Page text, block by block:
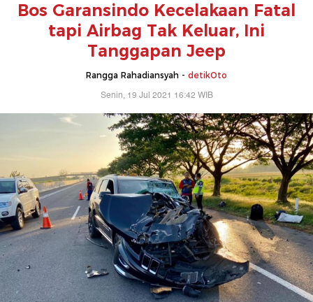
Bos Garansindo Kecelakaan Fatal
tapi Airbag Tak Keluar, Ini
Tanggapan Jeep
Rangga Rahadiansyah - detikOto
Senin, 19 Jul 2021 16:42 WIB